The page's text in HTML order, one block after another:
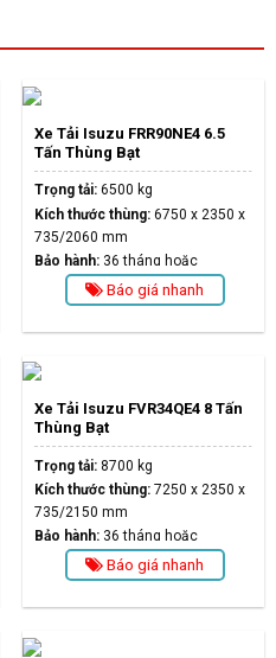
Xe Tải Isuzu FRR90NE4 6.5
Tấn Thùng Bạt
Trọng tải:6500 kg
Kích thước thùng:6750 x 2350 x
735/2060 mm
Bảo hành: 36 tháng hoặc
100.000kmBáo giá nhanh
Xe Tải Isuzu FVR34QE4 8 Tấn
Thùng Bạt
Trọng tải:8700 kg
Kích thước thùng:7250 x 2350 x
735/2150 mm
Bảo hành: 36 tháng hoặc
100.000kmBáo giá nhanh